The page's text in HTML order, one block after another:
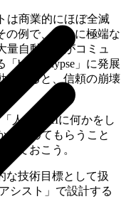
は商業的にほぼ全滅
の例で、さらに極端な
量自動編集がコミュ
bot-ocalypse」に発展
作すると、信頼の崩壊
人々はAIに何かをし
を決めてもらうこと
ておこう。
な技術目標として扱
シスト」で設計する